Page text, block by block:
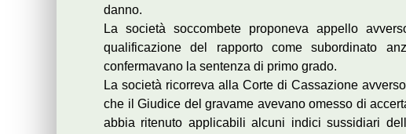
danno.
La società soccombete proponeva appello
qualificazione del rapporto come subordinato
confermavano la sentenza di primo grado.
La società ricorreva alla Corte di Cassazione
che il Giudice del gravame avevano omesso di
abbia ritenuto applicabili alcuni indici sussidiari